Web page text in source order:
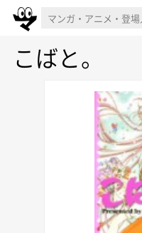
こばと。